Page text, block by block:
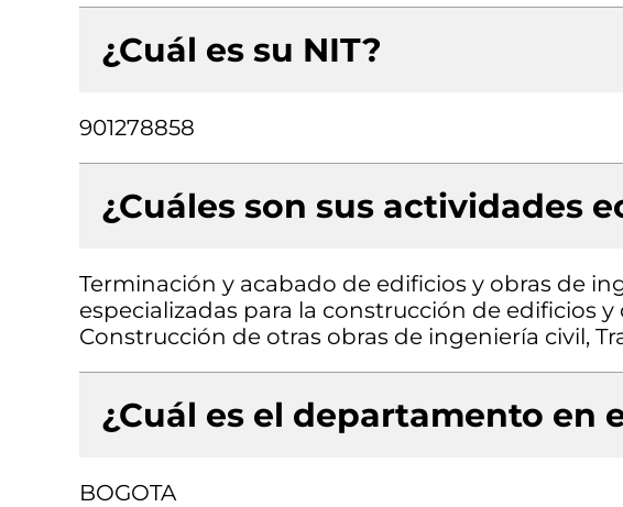
¿Cuál es su NIT?
901278858
¿Cuáles son sus actividades
Terminación y acabado de edificios y obras de
especializadas para la construcción de edificios
Construcción de otras obras de ingeniería civil,
¿Cuál es el departamento en
BOGOTA